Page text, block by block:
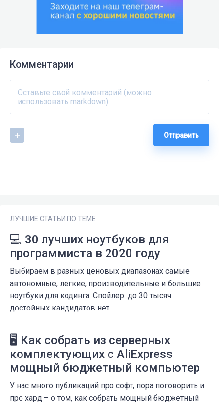
Комментарии
Отправить
ЛУЧШИЕ СТАТЬИ ПО ТЕМЕ
💻 30 лучших ноутбуков для
программиста в 2020 году
Выбираем в разных ценовых диапазонах самые
автономные, легкие, производительные и большие
ноутбуки для кодинга. Спойлер: до 30 тысяч
достойных кандидатов нет.
🖥️ Как собрать из серверных
комплектующих с AliExpress
мощный бюджетный компьютер
У нас много публикаций про софт, пора поговорить и
про хард – о том, как собрать мощный бюджетный